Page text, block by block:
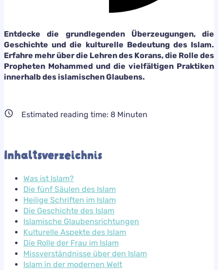
Entdecke die grundlegenden Überzeugungen, die
Geschichte und die kulturelle Bedeutung des Islam.
Erfahre mehr über die Lehren des Korans, die Rolle des
Propheten Mohammed und die vielfältigen Praktiken
innerhalb des islamischen Glaubens.
Estimated reading time: 8 Minuten
Inhaltsverzeichnis
Was ist Islam?
Die fünf Säulen des Islam
Heilige Schriften im Islam
Die Geschichte des Islam
Islamische Glaubensrichtungen
Kulturelle Aspekte des Islam
Die Rolle der Frau im Islam
Missverständnisse über den Islam
Islam in der modernen Welt